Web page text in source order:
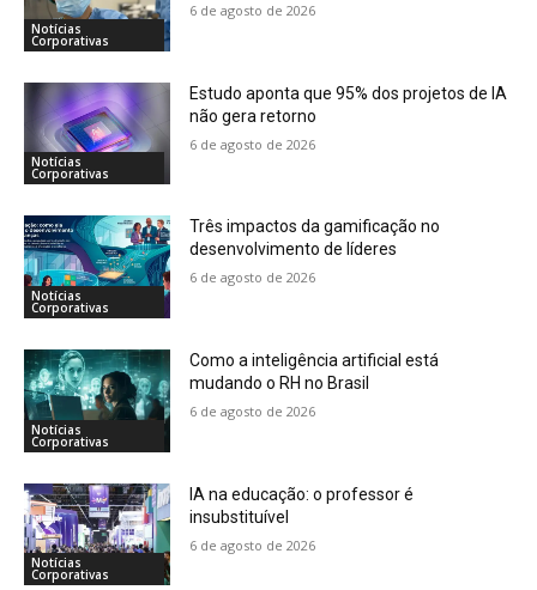
Notícias
Corporativas
6 de agosto de 2026
Notícias
Corporativas
Estudo aponta que 95% dos projetos de IA
não gera retorno
6 de agosto de 2026
Notícias
Corporativas
Três impactos da gamificação no
desenvolvimento de líderes
6 de agosto de 2026
Notícias
Corporativas
Como a inteligência artificial está
mudando o RH no Brasil
6 de agosto de 2026
Notícias
Corporativas
IA na educação: o professor é
insubstituível
6 de agosto de 2026